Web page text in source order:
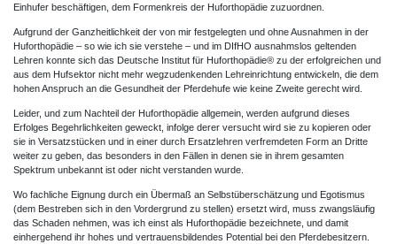
Einhufer beschäftigen, dem Formenkreis der Huforthopädie zuzuordnen.
Aufgrund der Ganzheitlichkeit der von mir festgelegten und ohne Ausnahmen in der
Huforthopädie – so wie ich sie verstehe – und im DIfHO ausnahmslos geltenden
Lehren konnte sich das Deutsche Institut für Huforthopädie® zu der erfolgreichen und
aus dem Hufsektor nicht mehr wegzudenkenden Lehreinrichtung entwickeln, die dem
hohen Anspruch an die Gesundheit der Pferdehufe wie keine Zweite gerecht wird.
Leider, und zum Nachteil der Huforthopädie allgemein, werden aufgrund dieses
Erfolges Begehrlichkeiten geweckt, infolge derer versucht wird sie zu kopieren oder
sie in Versatzstücken und in einer durch Ersatzlehren verfremdeten Form an Dritte
weiter zu geben, das besonders in den Fällen in denen sie in ihrem gesamten
Spektrum unbekannt ist oder nicht verstanden wurde.
Wo fachliche Eignung durch ein Übermaß an Selbstüberschätzung und Egotismus
(dem Bestreben sich in den Vordergrund zu stellen) ersetzt wird, muss zwangsläufig
das Schaden nehmen, was ich einst als Huforthopädie bezeichnete, und damit
einhergehend ihr hohes und vertrauensbildendes Potential bei den Pferdebesitzern.